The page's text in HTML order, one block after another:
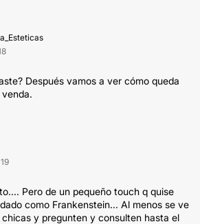
Después vamos a ver cómo queda
Pero de un pequeño touch q quise
como Frankenstein... Al menos se ve
chicas y pregunten y consulten hasta el